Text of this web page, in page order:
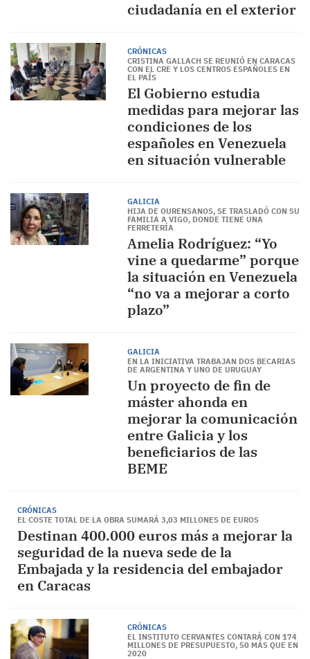
ciudadanía en el exterior
CRÓNICAS
CRISTINA GALLACH SE REUNIÓ EN CARACAS
CON EL CRE Y LOS CENTROS ESPAÑOLES EN
EL PAÍS
El Gobierno estudia
medidas para mejorar las
condiciones de los
españoles en Venezuela
en situación vulnerable
GALICIA
HIJA DE OURENSANOS, SE TRASLADÓ CON SU
FAMILIA A VIGO, DONDE TIENE UNA
FERRETERÍA
Amelia Rodríguez: “Yo
vine a quedarme” porque
la situación en Venezuela
“no va a mejorar a corto
plazo”
GALICIA
EN LA INICIATIVA TRABAJAN DOS BECARIAS
DE ARGENTINA Y UNO DE URUGUAY
Un proyecto de fin de
máster ahonda en
mejorar la comunicación
entre Galicia y los
beneficiarios de las
BEME
CRÓNICAS
EL COSTE TOTAL DE LA OBRA SUMARÁ 3,03 MILLONES DE EUROS
Destinan 400.000 euros más a mejorar la
seguridad de la nueva sede de la
Embajada y la residencia del embajador
en Caracas
CRÓNICAS
EL INSTITUTO CERVANTES CONTARÁ CON 174
MILLONES DE PRESUPUESTO, 50 MÁS QUE EN
2020